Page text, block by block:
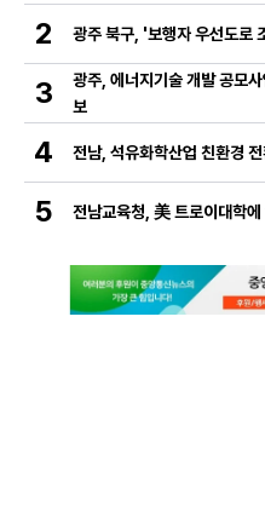
2 광주 북구, '보행자 우선도로
3
광주, 에너지기술 개발 공모
보
4 전남, 석유화학산업 친환경
5 전남교육청, 美 트로이대학에